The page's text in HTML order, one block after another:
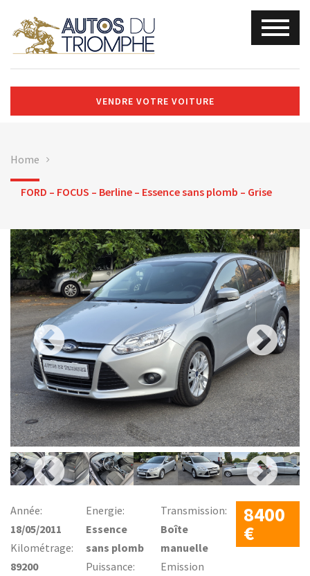
VENDRE VOTRE VOITURE
Home
FORD – FOCUS – Berline – Essence sans plomb – Grise
Année:
18/05/2011
Kilométrage:
89200
Energie:
Essence
sans plomb
Puissance:
Transmission:
Boîte
manuelle
Emission
8400
€